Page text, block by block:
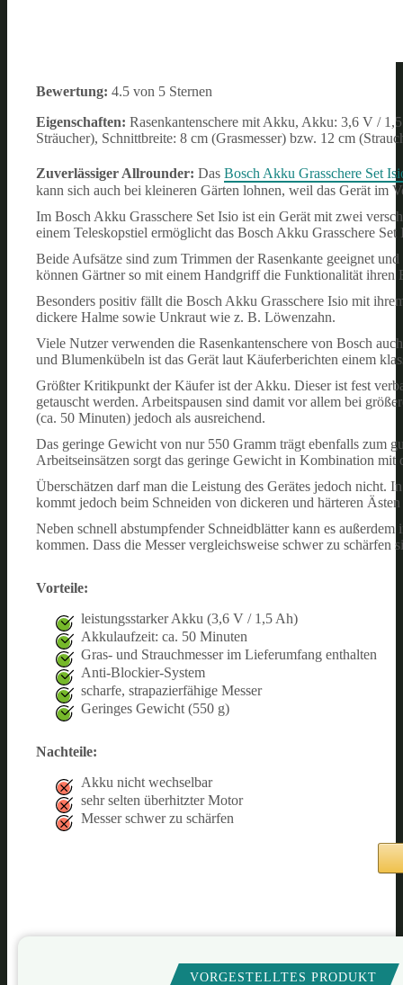
Bewertung: 4.5 von 5 Sternen
Eigenschaften: Rasenkantenschere mit Akku, Akku: 3,6 V /
Sträucher), Schnittbreite: 8 cm (Grasmesser) bzw. 12 cm
Zuverlässiger Allrounder: Das Bosch Akku Grasschere Set
kann sich auch bei kleineren Gärten lohnen, weil das Gerät im
Im Bosch Akku Grasschere Set Isio ist ein Gerät mit zwei
einem Teleskopstiel ermöglicht das Bosch Akku Grasschere
Beide Aufsätze sind zum Trimmen der Rasenkante geeignet
können Gärtner so mit einem Handgriff die Funktionalität ihren
Besonders positiv fällt die Bosch Akku Grasschere Isio mit
dickere Halme sowie Unkraut wie z. B. Löwenzahn.
Viele Nutzer verwenden die Rasenkantenschere von Bosch
und Blumenkübeln ist das Gerät laut Käuferberichten einem
Größter Kritikpunkt der Käufer ist der Akku. Dieser ist fest
getauscht werden. Arbeitspausen sind damit vor allem bei
(ca. 50 Minuten) jedoch als ausreichend.
Das geringe Gewicht von nur 550 Gramm trägt ebenfalls zum
Arbeitseinsätzen sorgt das geringe Gewicht in Kombination
Überschätzen darf man die Leistung des Gerätes jedoch nicht.
kommt jedoch beim Schneiden von dickeren und härteren
Neben schnell abstumpfender Schneidblätter kann es
kommen. Dass die Messer vergleichsweise schwer zu
Vorteile:
leistungsstarker Akku (3,6 V / 1,5 Ah)
Akkulaufzeit: ca. 50 Minuten
Gras- und Strauchmesser im Lieferumfang enthalten
Anti-Blockier-System
scharfe, strapazierfähige Messer
Geringes Gewicht (550 g)
Nachteile:
Akku nicht wechselbar
sehr selten überhitzter Motor
Messer schwer zu schärfen
VORGESTELLTES PRODUKT